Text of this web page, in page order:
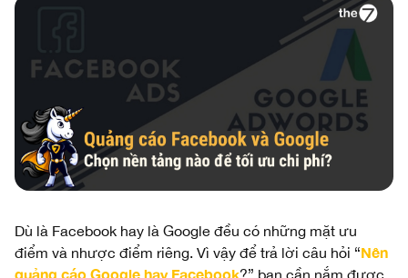
Dù là Facebook hay là Google đều có những mặt ưu
điểm và nhược điểm riêng. Vì vậy để trả lời câu hỏi “Nên
quảng cáo Google hay Facebook